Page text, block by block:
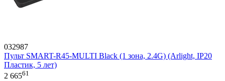
032987
Пульт SMART-R45-MULTI Black (1 зона, 2.4G) (Arlight, IP20
Пластик, 5 лет)
2 66561